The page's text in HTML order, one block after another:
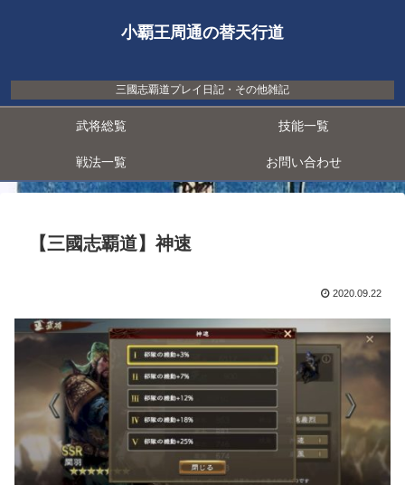
小覇王周通の替天行道
三國志覇道プレイ日記・その他雑記
武将総覧 技能一覧
戦法一覧 お問い合わせ
【三國志覇道】神速
2020.09.22